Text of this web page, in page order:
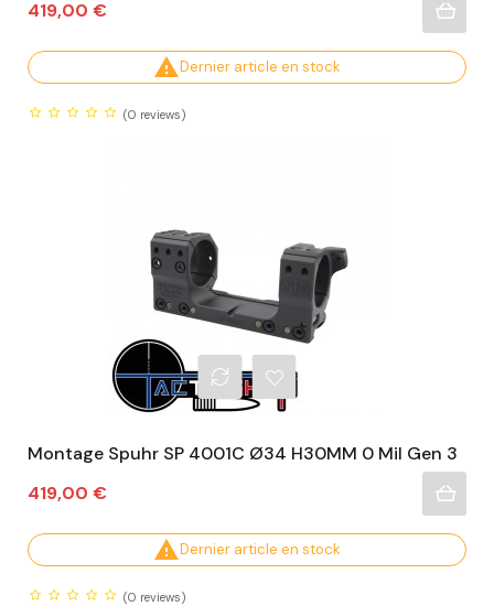
Prix
419,00 €
Dernier article en stock
(0 reviews)
Montage Spuhr SP 4001C Ø34 H30MM 0 Mil Gen 3
Prix
419,00 €
Dernier article en stock
(0 reviews)